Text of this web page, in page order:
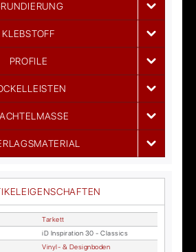
KLEBSTOFF
PROFILE
Tar­kett
iD In­spi­ra­ti­on 30 - Clas­sics
Vi­nyl- & De­sign­bo­den